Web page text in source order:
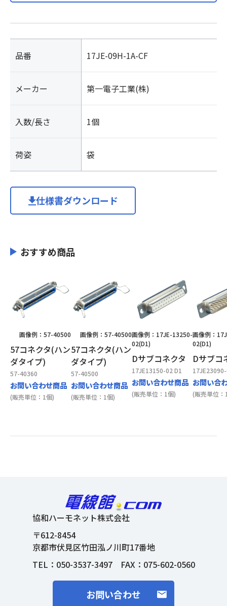
品番 17JE-09H-1A-CF
メーカー 第一電子工業(株)
入数/長さ 1個
荷姿 袋
仕様書ダウンロード
おすすめ商品
画像例：57-40500
57コネクタ(ハン
ダタイプ)
57-40360
お問い合わせ商品
(販売単位：1個)
画像例：57-40500
57コネクタ(ハン
ダタイプ)
57-40500
お問い合わせ商品
(販売単位：1個)
画像例：17JE-13250-
02(D1)
Dサブコネクタ
17JE13150-02 D1
お問い合わせ商品
(販売単位：1個)
画像例：
02(D1)
Dサブコ
お問い合
(販売単位：
協和ハーモネット株式会社
〒612-8454
京都市伏見区竹田泓ノ川町17番地
TEL： 050-3537-3497FAX：075-602-0560
お問い合わせ